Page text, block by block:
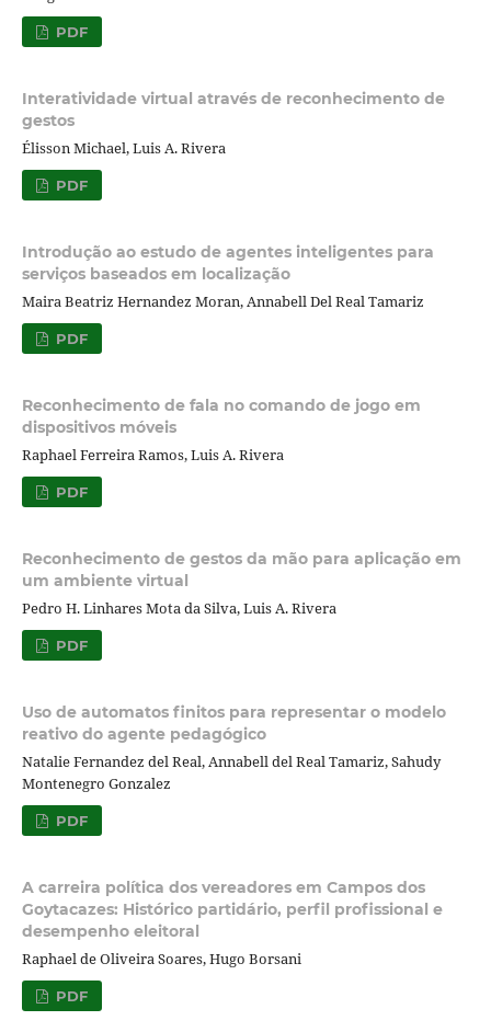
PDF
Interatividade virtual através de reconhecimento de
gestos
Élisson Michael, Luis A. Rivera
PDF
Introdução ao estudo de agentes inteligentes para
serviços baseados em localização
Maira Beatriz Hernandez Moran, Annabell Del Real Tamariz
PDF
Reconhecimento de fala no comando de jogo em
dispositivos móveis
Raphael Ferreira Ramos, Luis A. Rivera
PDF
Reconhecimento de gestos da mão para aplicação em
um ambiente virtual
Pedro H. Linhares Mota da Silva, Luis A. Rivera
PDF
Uso de automatos finitos para representar o modelo
reativo do agente pedagógico
Natalie Fernandez del Real, Annabell del Real Tamariz, Sahudy
Montenegro Gonzalez
PDF
A carreira política dos vereadores em Campos dos
Goytacazes: Histórico partidário, perfil profissional e
desempenho eleitoral
Raphael de Oliveira Soares, Hugo Borsani
PDF